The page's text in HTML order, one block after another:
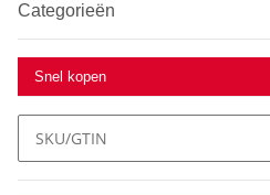
Categorieën
Snel kopen